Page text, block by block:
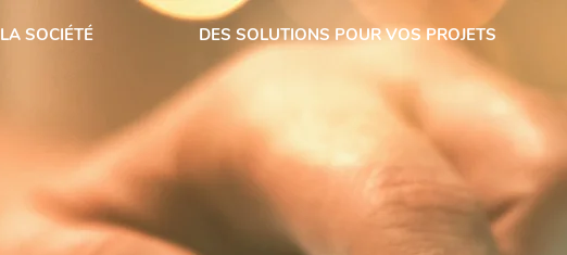
LA SOCIÉTÉ DES SOLUTIONS POUR VOS PROJETS
ACTUALITÉS